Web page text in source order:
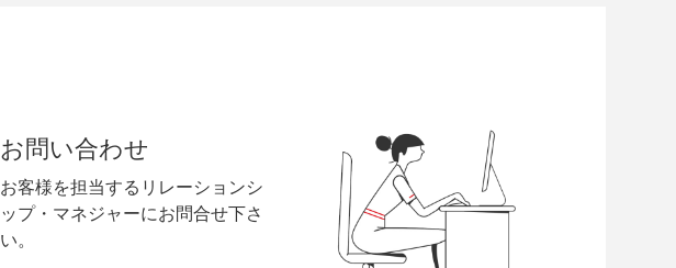
お問い合わせ
お客様を担当するリレーションシ
ップ・マネジャーにお問合せ下さ
い。